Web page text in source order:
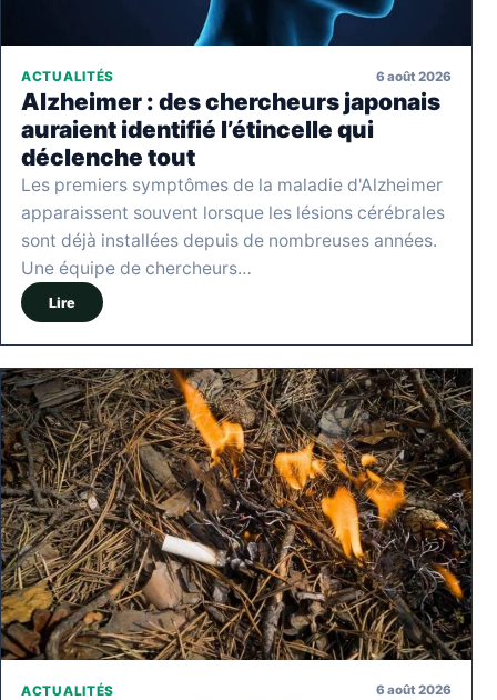
ACTUALITÉS 6 août 2026
Alzheimer : des chercheurs japonais
auraient identifié l’étincelle qui
déclenche tout
Les premiers symptômes de la maladie d'Alzheimer
apparaissent souvent lorsque les lésions cérébrales
sont déjà installées depuis de nombreuses années.
Une équipe de chercheurs…
Lire
ACTUALITÉS 6 août 2026